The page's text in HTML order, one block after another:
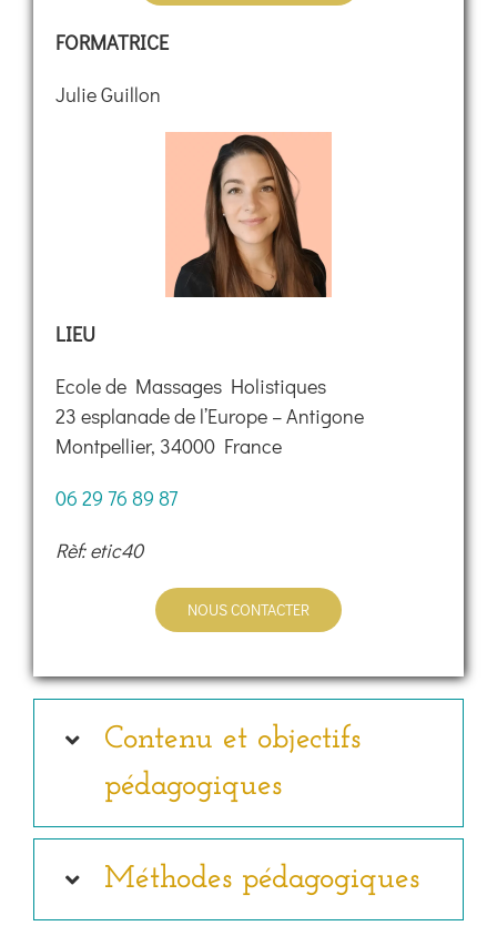
Contenu et objectifs
pédagogiques
Méthodes pédagogiques
FORMATRICE
Julie Guillon
LIEU
Ecole de Massages Holistiques
23 esplanade de l’Europe – Antigone
Montpellier, 34000 France
06 29 76 89 87
Rèf: etic40
NOUS CONTACTER